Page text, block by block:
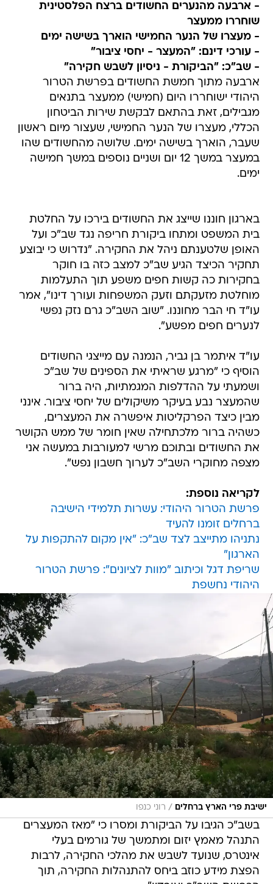
- ארבעה מהנערים החשודים ברצח הפלסטינית
שוחררו ממעצר
- מעצרו של הנער החמישי הוארך בשישה ימים
- עורכי דינם: "המעצר - יחסי ציבור"
- שב"כ: "הביקורת - ניסיון לשבש חקירה"
ארבעה מתוך חמשת החשודים בפרשת הטרור
היהודי ישוחררו היום (חמישי) ממעצר בתנאים
מגבילים, זאת בהתאם לבקשת שירות הביטחון
הכללי, מעצרו של הנער החמישי, שעצור מיום ראשון
שעבר, הוארך בשישה ימים. שלושה מהחשודים שהו
במעצר במשך 12 יום ושניים נוספים במשך חמישה
ימים.
בארגון חוננו שייצג את החשודים בירכו על החלטת
בית המשפט ומתחו ביקורת חריפה נגד שב"כ ועל
האופן שלטענתם ניהל את החקירה. "נדרוש כי יבוצע
תחקיר הכיצד הגיע שב"כ למצב כזה בו חוקר
בחקירות כה קשות חפים משפע תוך התעלמות
מוחלטת מזעקתם וזעק המשפחות ועורך דינו", אמר
עו"ד חי הבר מחוננו. "שוב השב"כ גרם נזק נפשי
לנערים חפים מפשע".
עו"ד איתמר בן גביר, הנמנה עם מייצגי החשודים
הוסיף כי "מרגע שראיתי את הספינים של שב"כ
ושמעתי על ההדלפות המגמתיות, היה ברור
שהמעצר נבע בעיקר משיקולים של יחסי ציבור. אינני
מבין כיצד הפרקליטות איפשרה את המעצרים,
כשהיה ברור מלכתחילה שאין חומר של ממש הקושר
את החשודים ובתוכם מרשי למעורבות במעשה אני
מצפה מחוקרי השב"כ לערוך חשבון נפש".
לקריאה נוספת:
פרשת הטרור היהודי: עשרות תלמידי הישיבה
ברחלים זומנו להעיד
נתניהו מתייצב לצד שב"כ: "אין מקום להתקפות על
הארגון"
שריפת דגל וכיתוב "מוות לציונים": פרשת הטרור
היהודי נחשפת
ישיבת פרי הארץ ברחלים / רוני כנפו
בשב"כ הגיבו על הביקורת ומסרו כי "מאז המעצרים
התנהל מאמץ יזום ומתמשך של גורמים בעלי
אינטרס, שנועד לשבש את מהלכי החקירה, לרבות
הפצת מידע כוזב ביחס להתנהלות החקירה, תוך